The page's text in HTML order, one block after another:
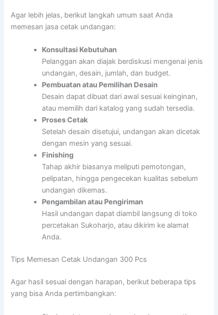
Agar lebih jelas, berikut langkah umum saat Anda
memesan jasa cetak undangan:
Konsultasi Kebutuhan
Pelanggan akan diajak berdiskusi mengenai jenis
undangan, desain, jumlah, dan budget.
Pembuatan atau Pemilihan Desain
Desain dapat dibuat dari awal sesuai keinginan,
atau memilih dari katalog yang sudah tersedia.
Proses Cetak
Setelah desain disetujui, undangan akan dicetak
dengan mesin yang sesuai.
Finishing
Tahap akhir biasanya meliputi pemotongan,
pelipatan, hingga pengecekan kualitas sebelum
undangan dikemas.
Pengambilan atau Pengiriman
Hasil undangan dapat diambil langsung di toko
percetakan Sukoharjo, atau dikirim ke alamat
Anda.
Tips Memesan Cetak Undangan 300 Pcs
Agar hasil sesuai dengan harapan, berikut beberapa tips
yang bisa Anda pertimbangkan: